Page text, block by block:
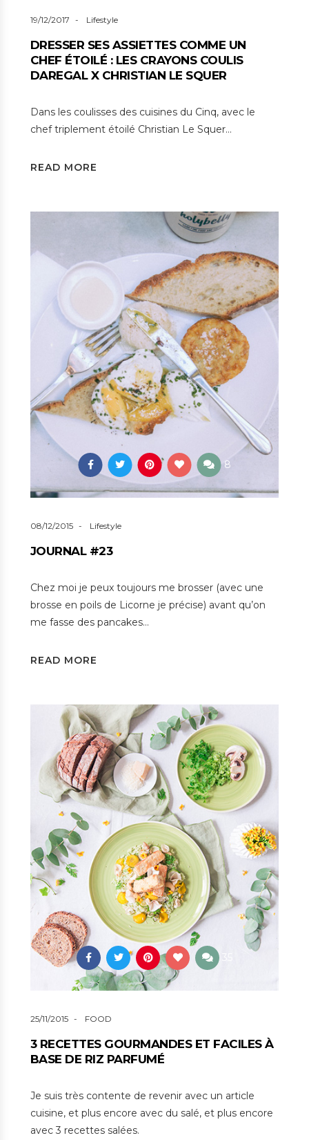
19/12/2017 Lifestyle
DRESSER SES ASSIETTES COMME UN
CHEF ÉTOILÉ : LES CRAYONS COULIS
DAREGAL X CHRISTIAN LE SQUER
Dans les coulisses des cuisines du Cinq, avec le
chef triplement étoilé Christian Le Squer…
READ MORE
8
08/12/2015 Lifestyle
JOURNAL #23
Chez moi je peux toujours me brosser (avec une
brosse en poils de Licorne je précise) avant qu’on
me fasse des pancakes…
READ MORE
35
25/11/2015 FOOD
3 RECETTES GOURMANDES ET FACILES À
BASE DE RIZ PARFUMÉ
Je suis très contente de revenir avec un article
cuisine, et plus encore avec du salé, et plus encore
avec 3 recettes salées.